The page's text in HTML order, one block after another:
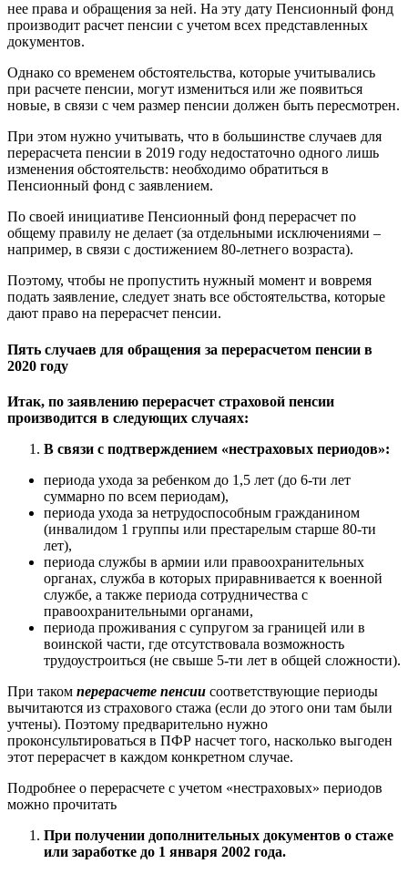
нее права и обращения за ней. На эту дату Пенсионный фонд
производит расчет пенсии с учетом всех представленных
документов.
Однако со временем обстоятельства, которые учитывались
при расчете пенсии, могут измениться или же появиться
новые, в связи с чем размер пенсии должен быть пересмотрен.
При этом нужно учитывать, что в большинстве случаев для
перерасчета пенсии в 2019 году недостаточно одного лишь
изменения обстоятельств: необходимо обратиться в
Пенсионный фонд с заявлением.
По своей инициативе Пенсионный фонд перерасчет по
общему правилу не делает (за отдельными исключениями –
например, в связи с достижением 80-летнего возраста).
Поэтому, чтобы не пропустить нужный момент и вовремя
подать заявление, следует знать все обстоятельства, которые
дают право на перерасчет пенсии.
Пять случаев для обращения за перерасчетом пенсии в
2020 году
Итак, по заявлению перерасчет страховой пенсии
производится в следующих случаях:
В связи с подтверждением «нестраховых периодов»:
периода ухода за ребенком до 1,5 лет (до 6-ти лет
суммарно по всем периодам),
периода ухода за нетрудоспособным гражданином
(инвалидом 1 группы или престарелым старше 80-ти
лет),
периода службы в армии или правоохранительных
органах, служба в которых приравнивается к военной
службе, а также периода сотрудничества с
правоохранительными органами,
периода проживания с супругом за границей или в
воинской части, где отсутствовала возможность
трудоустроиться (не свыше 5-ти лет в общей сложности).
При таком перерасчете пенсии соответствующие периоды
вычитаются из страхового стажа (если до этого они там были
учтены). Поэтому предварительно нужно
проконсультироваться в ПФР насчет того, насколько выгоден
этот перерасчет в каждом конкретном случае.
Подробнее о перерасчете с учетом «нестраховых» периодов
можно прочитать
При получении дополнительных документов о стаже
или заработке до 1 января 2002 года.